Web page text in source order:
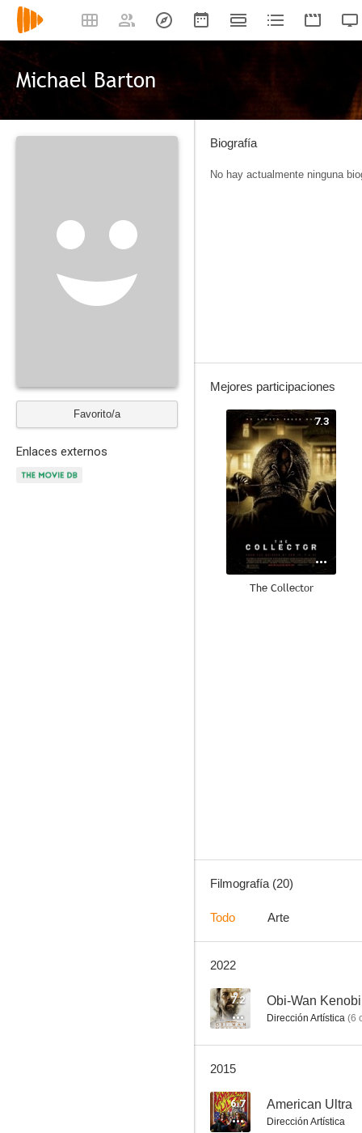
Michael Barton
Favorito/a
Enlaces externos
Biografía
No hay actualmente ninguna
Mejores participaciones
7.3
The Collector
6.1
Filmografía (20)
Todo Arte
2022
7.2 Obi-Wan Kenobi
Dirección Artística (6
2015
6.7 American Ultra
Dirección Artística